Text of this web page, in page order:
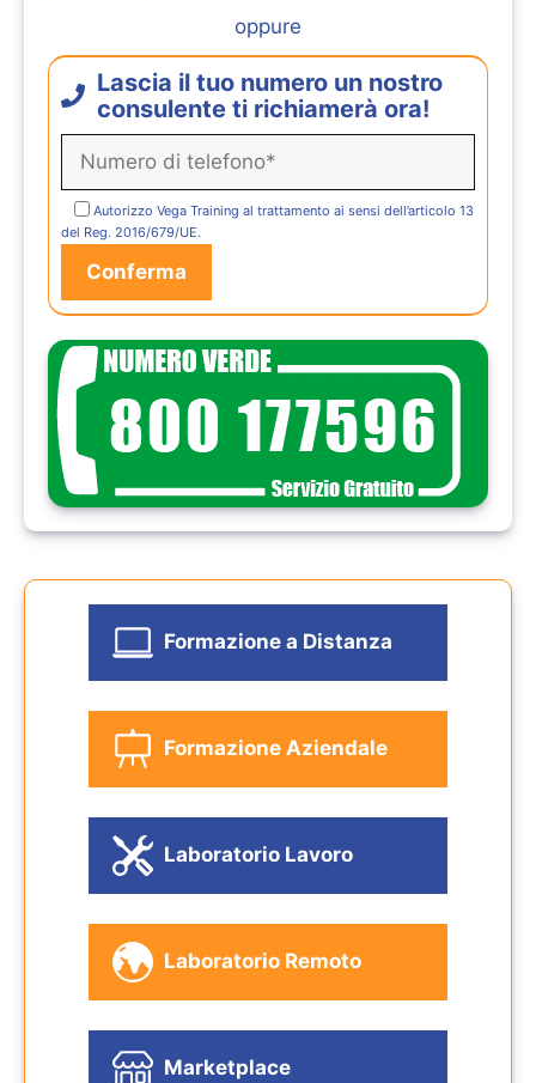
oppure
Lascia il tuo numero un nostro
consulente ti richiamerà ora!
Autorizzo Vega Training al trattamento ai sensi dell’articolo 13
del Reg. 2016/679/UE.
Formazione a Distanza
Formazione Aziendale
Laboratorio Lavoro
Laboratorio Remoto
Marketplace